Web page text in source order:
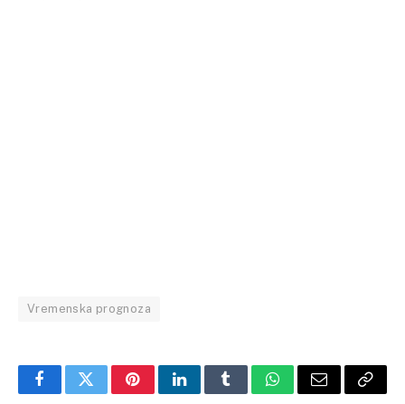
Vremenska prognoza
FacebookTwitterPinterestLinkedInTumblrWhatsApp
Email Copy